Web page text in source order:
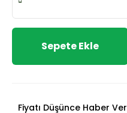
Sepete Ekle
Fiyatı Düşünce Haber Ver